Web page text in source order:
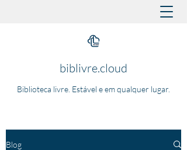
biblivre.cloud
Biblioteca livre. Estável e em qualquer lugar.
Blog